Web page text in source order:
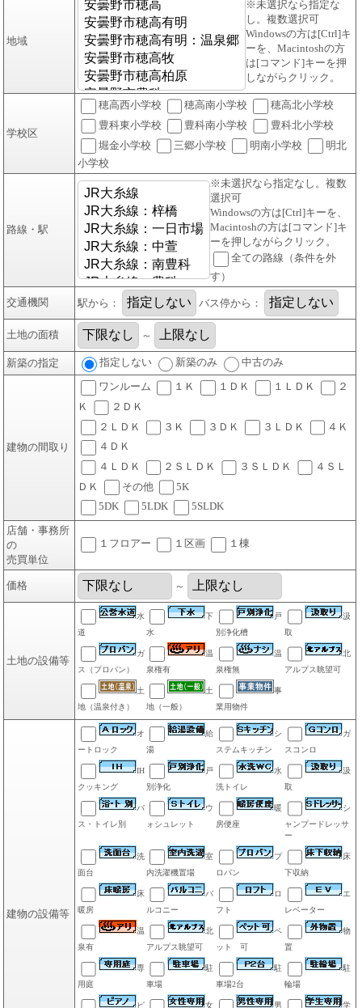
地域
※未選択なら指定な
し。複数選択可
Windowsの方は[Ctrl]キ
ーを、Macintoshの方
は[コマンド]キーを押
しながらクリック。
学校区
穂高西小学校 穂高南小学校
穂高北小学校
豊科東小学校
豊科南小学校
豊科北小学校
堀金小学校
三郷小学校 明南小学校
明北
小学校
路線・駅
※未選択なら指定なし。複数
選択可
Windowsの方は[Ctrl]キーを、
Macintoshの方は[コマンド]キ
ーを押しながらクリック。
全ての路線（条件を外
す）
交通機関 駅から： バス停から：
土地の面積 ～
新築の指定 指定しない 新築のみ 中古のみ
建物の間取り
ワンルーム １Ｋ １ＤＫ １ＬＤＫ
２
Ｋ
２ＤＫ
２ＬＤＫ
３Ｋ ３ＤＫ ３ＬＤＫ
４Ｋ
４ＤＫ
４ＬＤＫ
２ＳＬＤＫ ３ＳＬＤＫ
４ＳＬ
ＤＫ
その他
5K
5DK
5LDK
5SLDK
店舗・事務所
の
売買単位
１フロアー １区画 １棟
価格 ～
土地の設備等
水
道
下
水
戸
別浄化槽
汲
取
ガ
ス（プロパン）
温
泉権有
温
泉権無
北
アルプス眺望可
土
地（温泉付き）
土
地（一般）
事
業用物件
建物の設備等
オ
ートロック
給
湯
シ
ステムキッチン
ガ
スコンロ
IH
クッキング
戸
別浄化
水
洗トイレ
汲
取
バ
ス・トイレ別
ウ
ォシュレット
暖
房便座
シ
ャンプードレッサ
ー
洗
面台
室
内洗濯機置場
プ
ロパン
床
下収納
床
暖房
バ
ルコニー
ロ
フト
エ
レベーター
温
泉有
北
アルプス眺望可
ペ
ット 可
物
置
専
用庭
駐
車場
駐
車場2台
駐
輪場
ピ 女 男 学